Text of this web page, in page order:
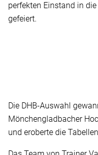
perfekten Einstand in
gefeiert.
Die DHB-Auswahl
Mönchengladbacher
und eroberte die